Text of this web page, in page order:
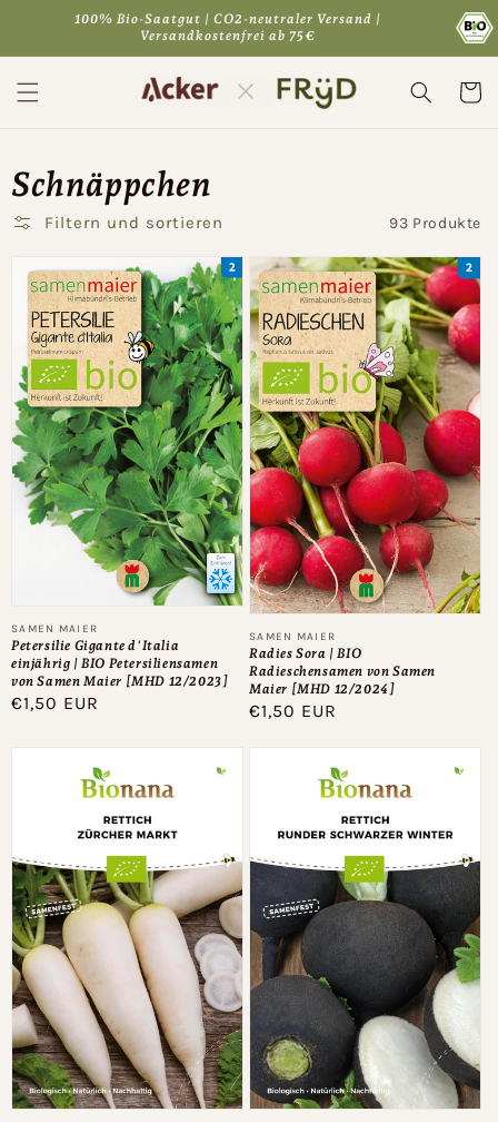
100% Bio-Saatgut | CO2-neutraler Versand |
Versandkostenfrei ab 75€
Schnäppchen
Filtern und sortieren 93 Produkte
Anbieter:
SAMEN MAIER
Petersilie Gigante d'Italia
einjährig | BIO Petersiliensamen
von Samen Maier [MHD 12/2023]
Normaler
€1,50 EUR
Anbieter:
SAMEN MAIER
Radies Sora | BIO
Radieschensamen von Samen
Maier [MHD 12/2024]
Normaler
€1,50 EUR